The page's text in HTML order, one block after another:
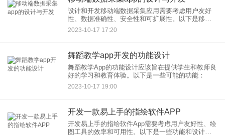
设计和开发移动端数据采集应用需要考虑用户友好
性、数据准确性、安全性和可扩展性。以下是移动
端数据采集应用的设计和开发步骤：
2023-10-17 17:20
舞蹈教学app开发的功能设计
舞蹈教学App的功能设计应该旨在提供学生和教师良
好的学习和教育体验。以下是一些可能的功能：
2023-10-17 19:00
开发一款易上手的指绘软件APP
开发易上手的指绘软件App需要考虑用户友好性、绘
图工具的效率和可用性。以下是一些功能和设计建